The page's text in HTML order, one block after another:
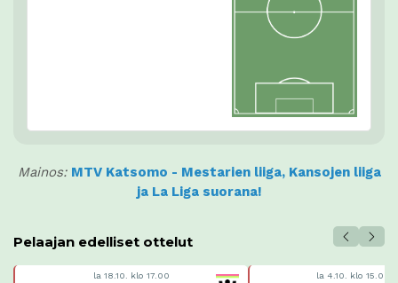
Mainos: MTV Katsomo - Mestarien liiga, Kansojen liiga
ja La Liga suorana!
Pelaajan edelliset ottelut
la 18.10. klo 17.00 la 4.10. klo 15.00